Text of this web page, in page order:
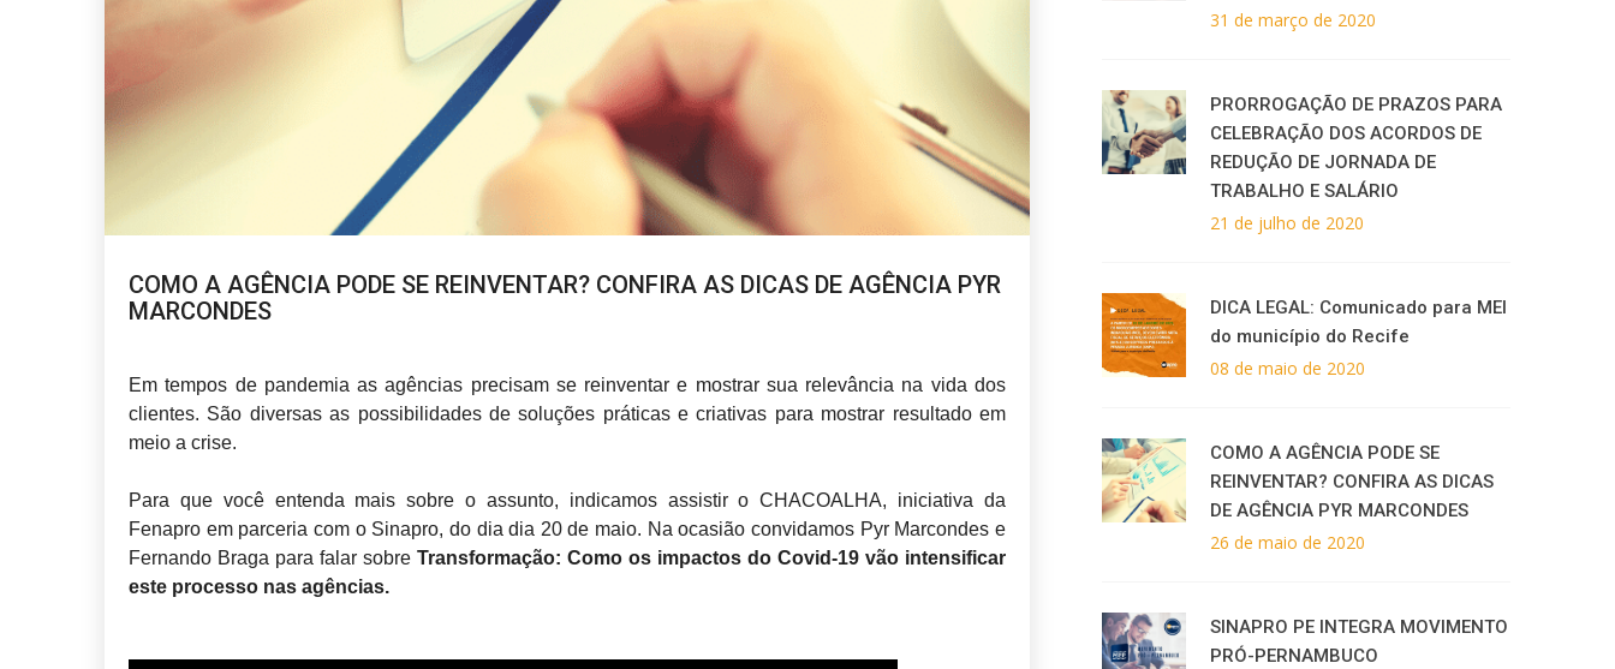
COMO A AGÊNCIA PODE SE REINVENTAR? CONFIRA AS DICAS DE AGÊNCIA PYR
MARCONDES
Em tempos de pandemia as agências precisam se reinventar e mostrar sua relevância na vida dos
clientes. São diversas as possibilidades de soluções práticas e criativas para mostrar resultado em
meio a crise.
Para que você entenda mais sobre o assunto, indicamos assistir o CHACOALHA, iniciativa da
Fenapro em parceria com o Sinapro, do dia dia 20 de maio. Na ocasião convidamos Pyr Marcondes e
Fernando Braga para falar sobre Transformação: Como os impactos do Covid-19 vão intensificar
este processo nas agências.
31 de março de 2020
PRORROGAÇÃO DE PRAZOS PARA
CELEBRAÇÃO DOS ACORDOS DE
REDUÇÃO DE JORNADA DE
TRABALHO E SALÁRIO
21 de julho de 2020
DICA LEGAL: Comunicado para MEI
do município do Recife
08 de maio de 2020
COMO A AGÊNCIA PODE SE
REINVENTAR? CONFIRA AS DICAS
DE AGÊNCIA PYR MARCONDES
26 de maio de 2020
SINAPRO PE INTEGRA MOVIMENTO
PRÓ-PERNAMBUCO